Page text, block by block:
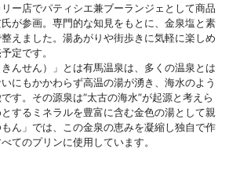
ー店でパティシエ兼ブーランジェとして商品
が参画。専門的な知見をもとに、金泉塩と素
えました。湯あがりや街歩きに気軽に楽しめ
定です。
んせん）」とは有馬温泉は、多くの温泉とは
にもかかわらず高温の湯が湧き、海水のよう
す。その源泉は“太古の海水”が起源と考えら
するミネラルを豊富に含む金色の湯として親
ん」では、この金泉の恵みを凝縮し独自で作
てのプリンに使用しています。